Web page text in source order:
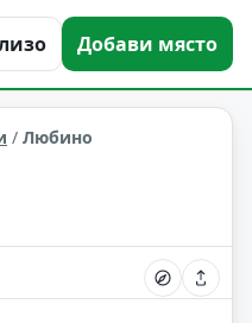
Добави място
/ Любино